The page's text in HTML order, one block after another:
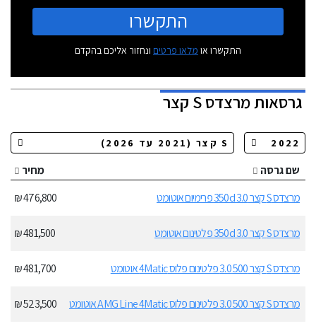
התקשרו
התקשרו או מלאו פרטים ונחזור אליכם בהקדם
גרסאותמרצדס S קצר
שם גרסה
מחיר
מרצדס S קצר 350d 3.0 פרימיום אוטומט
476,800 ₪
מרצדס S קצר 350d 3.0 פלטינום אוטומט 481,500 ₪
מרצדס S קצר 500 3.0 פלטינום פלוס 4Matic אוטומט 481,700 ₪
מרצדס S קצר 500 3.0 פלטינום פלוס AMG Line 4Matic אוטומט 523,500 ₪